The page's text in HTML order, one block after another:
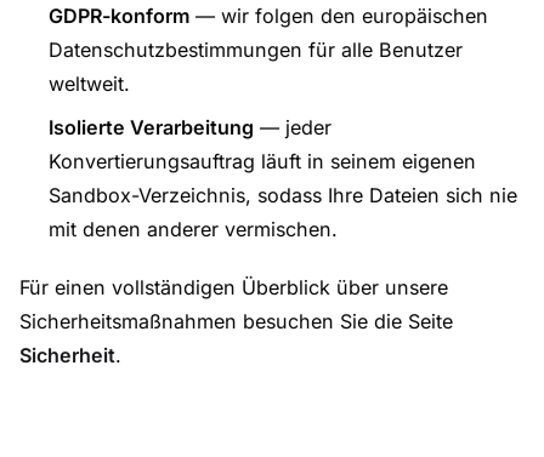
GDPR-konform — wir folgen den europäischen
Datenschutzbestimmungen für alle Benutzer
weltweit.
Isolierte Verarbeitung — jeder
Konvertierungsauftrag läuft in seinem eigenen
Sandbox-Verzeichnis, sodass Ihre Dateien sich nie
mit denen anderer vermischen.
Für einen vollständigen Überblick über unsere
Sicherheitsmaßnahmen besuchen Sie die Seite
Sicherheit.